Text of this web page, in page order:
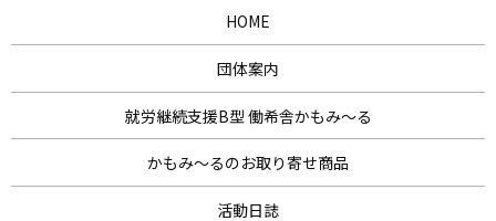
HOME
団体案内
就労継続支援B型 働希舎かもみ～る
かもみ～るのお取り寄せ商品
活動日誌